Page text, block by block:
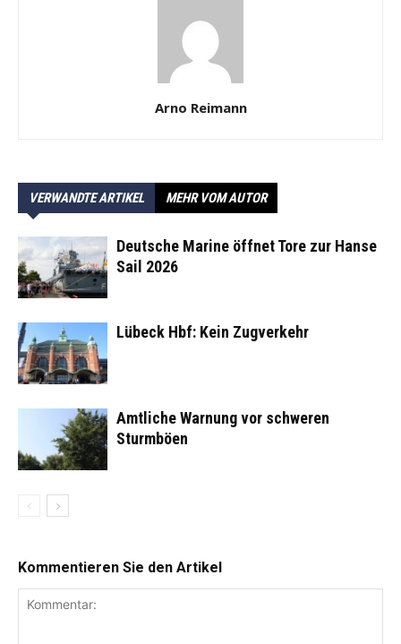
Arno Reimann
VERWANDTE ARTIKEL MEHR VOM AUTOR
Deutsche Marine öffnet Tore zur Hanse
Sail 2026
Lübeck Hbf: Kein Zugverkehr
Amtliche Warnung vor schweren
Sturmböen
Kommentieren Sie den Artikel